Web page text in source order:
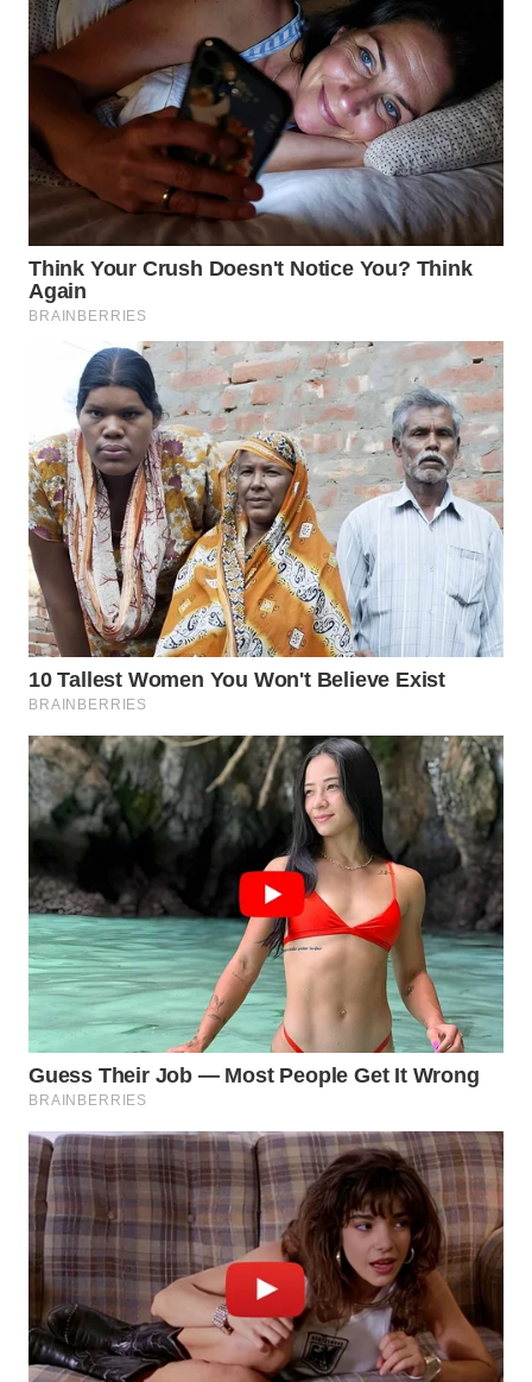
WN
KARO
WN
SIMALUNGUN
WN
LABUHANBATU
WN
TENGAH
WN DELI
SERDANG
WN
TEBING
TINGGI
WN
PAKPAK
WN
KARAWANG
WN
BEKASI
WN
BOGOR
WN
DEPOK
WN
TAPANULI
WN
SAMOSIR
WN
PADANG
LAWAS